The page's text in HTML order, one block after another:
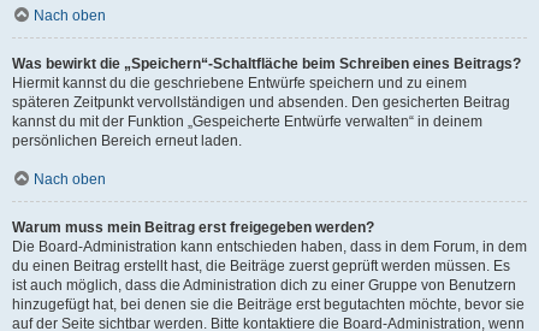
Nach oben
Was bewirkt die „Speichern“-Schaltfläche beim Schreiben eines Beitrags?
Hiermit kannst du die geschriebene Entwürfe speichern und zu einem
späteren Zeitpunkt vervollständigen und absenden. Den gesicherten Beitrag
kannst du mit der Funktion „Gespeicherte Entwürfe verwalten“ in deinem
persönlichen Bereich erneut laden.
Nach oben
Warum muss mein Beitrag erst freigegeben werden?
Die Board-Administration kann entschieden haben, dass in dem Forum, in dem
du einen Beitrag erstellt hast, die Beiträge zuerst geprüft werden müssen. Es
ist auch möglich, dass die Administration dich zu einer Gruppe von Benutzern
hinzugefügt hat, bei denen sie die Beiträge erst begutachten möchte, bevor sie
auf der Seite sichtbar werden. Bitte kontaktiere die Board-Administration, wenn